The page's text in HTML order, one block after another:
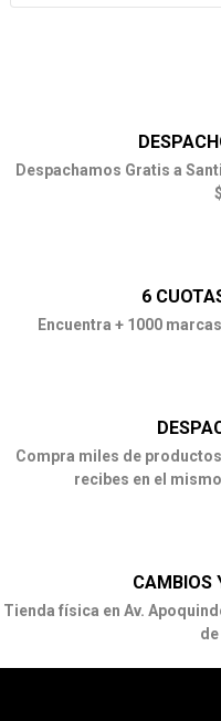
Despachamos Gratis a
6
Encuentra + 1000
Compra miles de
recibes en el
CAMBIOS
Tienda física en Av.